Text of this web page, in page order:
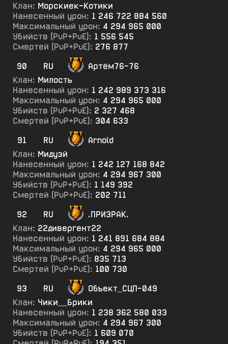
Клан: Морскиек-Котики
Нанесенный урон: 1 246 722 884 560
Максимальный урон: 4 294 965 000
Убийств (PvP+PvE): 1 556 545
Смертей (PvP+PvE): 276 877
90
RU
Артём76-76
Клан: Милость
Нанесенный урон: 1 242 989 373 316
Максимальный урон: 4 294 965 000
Убийств (PvP+PvE): 2 327 468
Смертей (PvP+PvE): 304 633
91
RU
Arnold
Клан: Мидуэй
Нанесенный урон: 1 242 127 168 842
Максимальный урон: 4 294 967 300
Убийств (PvP+PvE): 1 149 392
Смертей (PvP+PvE): 202 711
92
RU
.ПРИ3РАК.
Клан: 22дивергент22
Нанесенный урон: 1 241 891 684 884
Максимальный урон: 4 294 965 000
Убийств (PvP+PvE): 835 713
Смертей (PvP+PvE): 100 730
93
RU
Объект_СЦП-049
Клан: Чики__Брики
Нанесенный урон: 1 238 362 580 033
Максимальный урон: 4 294 967 300
Убийств (PvP+PvE): 1 609 070